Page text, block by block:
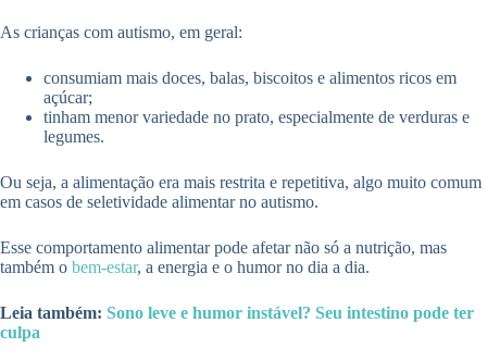
As crianças com autismo, em geral:
consumiam mais doces, balas, biscoitos e alimentos ricos em
açúcar;
tinham menor variedade no prato, especialmente de verduras e
legumes.
Ou seja, a alimentação era mais restrita e repetitiva, algo muito comum
em casos de seletividade alimentar no autismo.
Esse comportamento alimentar pode afetar não só a nutrição, mas
também o bem-estar, a energia e o humor no dia a dia.
Leia também: Sono leve e humor instável? Seu intestino pode ter
culpa